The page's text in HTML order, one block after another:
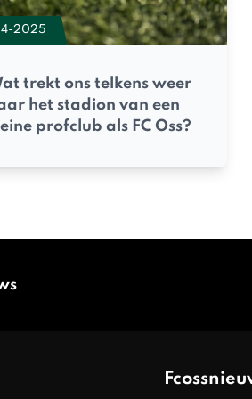
04-2025
trekt ons telkens weer
het stadion van een
profclub als FC Oss?